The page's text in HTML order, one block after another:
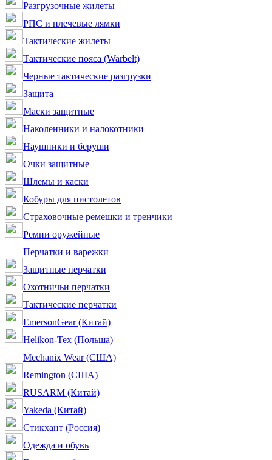
Разгрузочные жилеты
РПС и плечевые лямки
Тактические жилеты
Тактические пояса (Warbelt)
Черные тактические разгрузки
Защита
Маски защитные
Наколенники и налокотники
Наушники и беруши
Очки защитные
Шлемы и каски
Кобуры для пистолетов
Страховочные ремешки и тренчики
Ремни оружейные
Перчатки и варежки
Защитные перчатки
Охотничьи перчатки
Тактические перчатки
EmersonGear (Китай)
Helikon-Tex (Польша)
Mechanix Wear (США)
Remington (США)
RUSARM (Китай)
Yakeda (Китай)
Стикхант (Россия)
Одежда и обувь